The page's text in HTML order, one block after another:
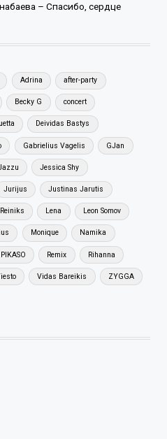
– Спасибо, сердце
Adrina after-party
Becky G concert
Deividas Bastys
Gabrielius Vagelis GJan
Jessica Shy
Jurijus Justinas Jarutis
Lena Leon Somov
Monique Namika
PIKASO Remix Rihanna
Vidas Bareikis ZYGGA